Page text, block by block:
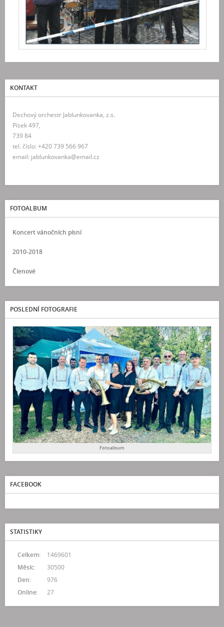
KONTAKT
Dechový orchestr Jablunkovanka, z.s.
Písek 497,
739 84
tel. číslo: +420 739 566 967
email: jablunkovanka@email.cz
FOTOALBUM
Koncert vánočních písní
2010-2018
Členové
POSLEDNÍ FOTOGRAFIE
Fotoalbum
FACEBOOK
STATISTIKY
Online: 27
Celkem:
1469601
Měsíc:
30500
Den:
976